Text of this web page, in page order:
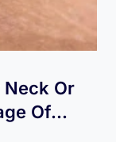
Neck Or
Of...